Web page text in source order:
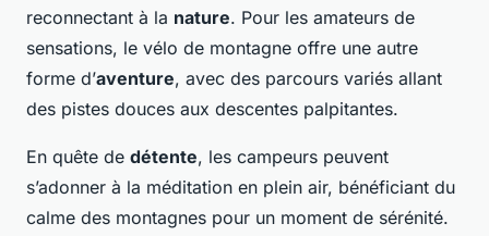
reconnectant à la nature. Pour les amateurs de
sensations, le vélo de montagne offre une autre
forme d’aventure, avec des parcours variés allant
des pistes douces aux descentes palpitantes.
En quête de détente, les campeurs peuvent
s’adonner à la méditation en plein air, bénéficiant du
calme des montagnes pour un moment de sérénité.